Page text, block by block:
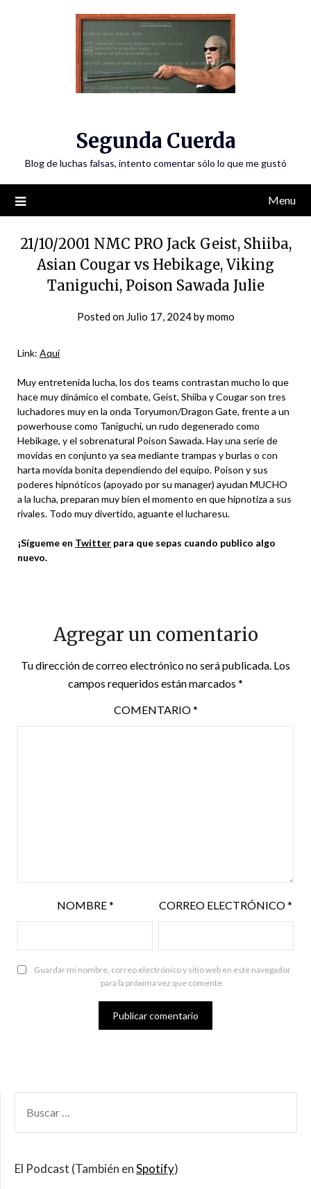
Segunda Cuerda
Blog de luchas falsas, intento comentar sólo lo que me gustó
Menu
21/10/2001 NMC PRO Jack Geist, Shiiba,
Asian Cougar vs Hebikage, Viking
Taniguchi, Poison Sawada Julie
Posted on Julio 17, 2024bymomo
Link: Aquí
Muy entretenida lucha, los dos teams contrastan mucho lo que
hace muy dinámico el combate, Geist, Shiiba y Cougar son tres
luchadores muy en la onda Toryumon/Dragon Gate, frente a un
powerhouse como Taniguchi, un rudo degenerado como
Hebikage, y el sobrenatural Poison Sawada. Hay una serie de
movidas en conjunto ya sea mediante trampas y burlas o con
harta movida bonita dependiendo del equipo. Poison y sus
poderes hipnóticos (apoyado por su manager) ayudan MUCHO
a la lucha, preparan muy bien el momento en que hipnotiza a sus
rivales. Todo muy divertido, aguante el lucharesu.
¡Sígueme en Twitter para que sepas cuando publico algo
nuevo.
Agregar un comentario
Tu dirección de correo electrónico no será publicada. Los
campos requeridos están marcados *
COMENTARIO*
NOMBRE* CORREO ELECTRÓNICO*
Guardar mi nombre, correo electrónico y sitio web en este navegador
para la próxima vez que comente.
POR:
El Podcast (También enSpotify)